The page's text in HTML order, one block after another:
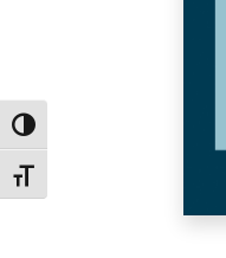
Attiva/disattiva alto
Attiva/disattiva